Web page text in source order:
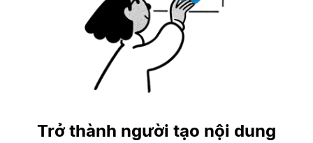
Trở thành người tạo nội dung